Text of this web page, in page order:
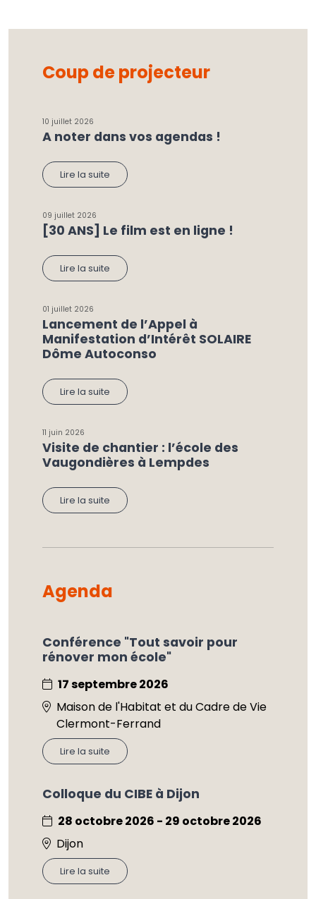
Coup de projecteur
10 juillet 2026
A noter dans vos agendas !
Lire la suite
09 juillet 2026
[30 ANS] Le film est en ligne !
Lire la suite
01 juillet 2026
Lancement de l’Appel à
Manifestation d’Intérêt SOLAIRE
Dôme Autoconso
Lire la suite
11 juin 2026
Visite de chantier : l’école des
Vaugondières à Lempdes
Lire la suite
Agenda
Conférence "Tout savoir pour
rénover mon école"
17 septembre 2026
Maison de l'Habitat et du Cadre de Vie
Clermont-Ferrand
Lire la suite
Colloque du CIBE à Dijon
28 octobre 2026 - 29 octobre 2026
Dijon
Lire la suite